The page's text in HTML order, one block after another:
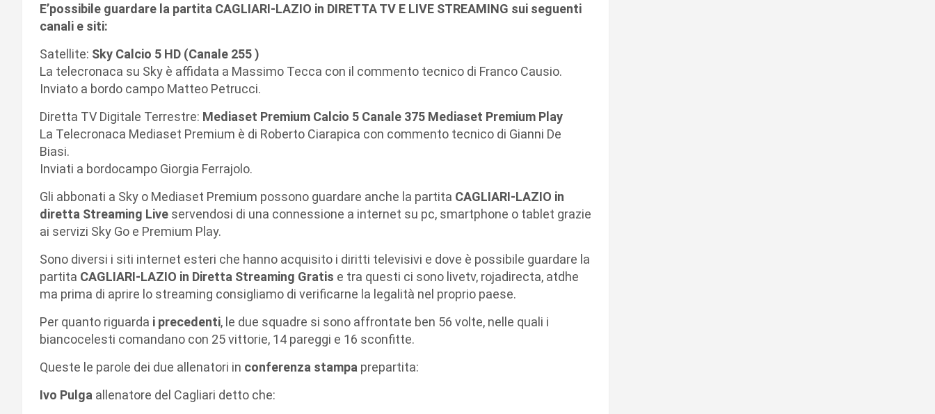
E’possibile guardare la partita CAGLIARI-LAZIO in DIRETTA TV E LIVE STREAMING sui seguenti
canali e siti:
Satellite: Sky Calcio 5 HD (Canale 255 )
La telecronaca su Sky è affidata a Massimo Tecca con il commento tecnico di Franco Causio.
Inviato a bordo campo Matteo Petrucci.
Diretta TV Digitale Terrestre: Mediaset Premium Calcio 5 Canale 375 Mediaset Premium Play
La Telecronaca Mediaset Premium è di Roberto Ciarapica con commento tecnico di Gianni De
Biasi.
Inviati a bordocampo Giorgia Ferrajolo.
Gli abbonati a Sky o Mediaset Premium possono guardare anche la partita CAGLIARI-LAZIO in
diretta Streaming Live servendosi di una connessione a internet su pc, smartphone o tablet grazie
ai servizi Sky Go e Premium Play.
Sono diversi i siti internet esteri che hanno acquisito i diritti televisivi e dove è possibile guardare la
partita CAGLIARI-LAZIO in Diretta Streaming Gratis e tra questi ci sono livetv, rojadirecta, atdhe
ma prima di aprire lo streaming consigliamo di verificarne la legalità nel proprio paese.
Per quanto riguarda i precedenti, le due squadre si sono affrontate ben 56 volte, nelle quali i
biancocelesti comandano con 25 vittorie, 14 pareggi e 16 sconfitte.
Queste le parole dei due allenatori in conferenza stampa prepartita:
Ivo Pulga allenatore del Cagliari detto che: